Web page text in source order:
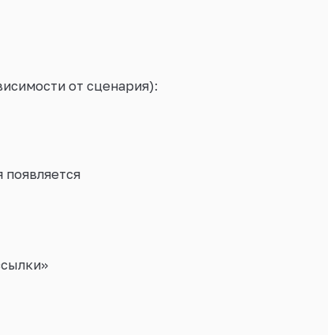
от сценария):